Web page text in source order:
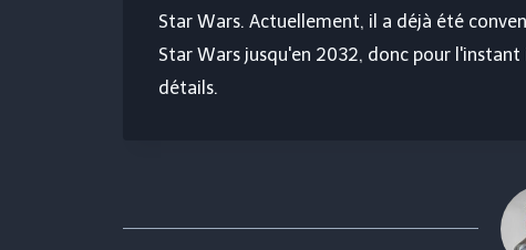
Star Wars. Actuellement, il a déjà été
Star Wars jusqu'en 2032, donc pour
détails.